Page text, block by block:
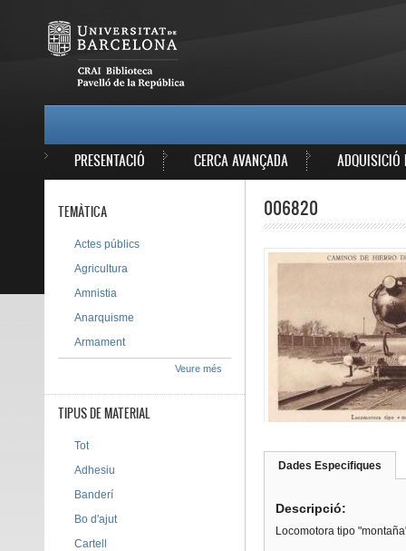
PRESENTACIÓ CERCA AVANÇADA ADQUISICIÓ
006820
Dades Especifiques
Descripció:
Locomotora tipo
TEMÀTICA
Actes públics
Agricultura
Amnistia
Anarquisme
Armament
Veure més
TIPUS DE MATERIAL
Tot
Adhesiu
Banderí
Bo d'ajut
Cartell